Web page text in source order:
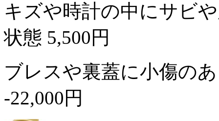
キズや時計の中にサビ
状態 5,500円
ブレスや裏蓋に小傷の
-22,000円